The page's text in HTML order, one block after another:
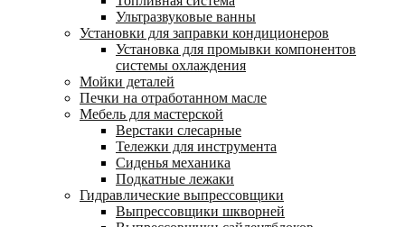
Ультразвуковые ванны
Установки для заправки кондиционеров
Установка для промывки компонентов
системы охлаждения
Мойки деталей
Печки на отработанном масле
Мебель для мастерской
Верстаки слесарные
Тележки для инструмента
Сиденья механика
Подкатные лежаки
Гидравлические выпрессовщики
Выпрессовщики шкворней